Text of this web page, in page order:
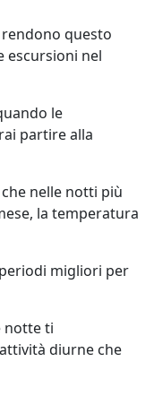
questo
escursioni nel
le
partire alla
nelle notti più
la temperatura
migliori per
notte ti
diurne che